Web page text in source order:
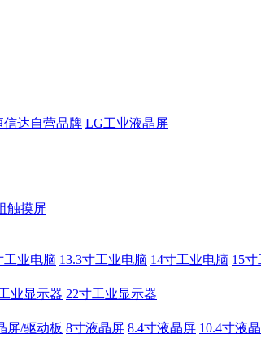
信达自营品牌 LG工业液晶屏
触摸屏
工业电脑 13.3寸工业电脑 14寸工业电脑 15
业显示器 22寸工业显示器
屏/驱动板 8寸液晶屏 8.4寸液晶屏 10.4寸液